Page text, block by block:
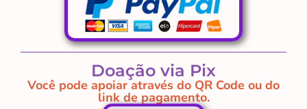
Doação via Pix
Você pode apoiar através do QR Code ou do
link de pagamento.